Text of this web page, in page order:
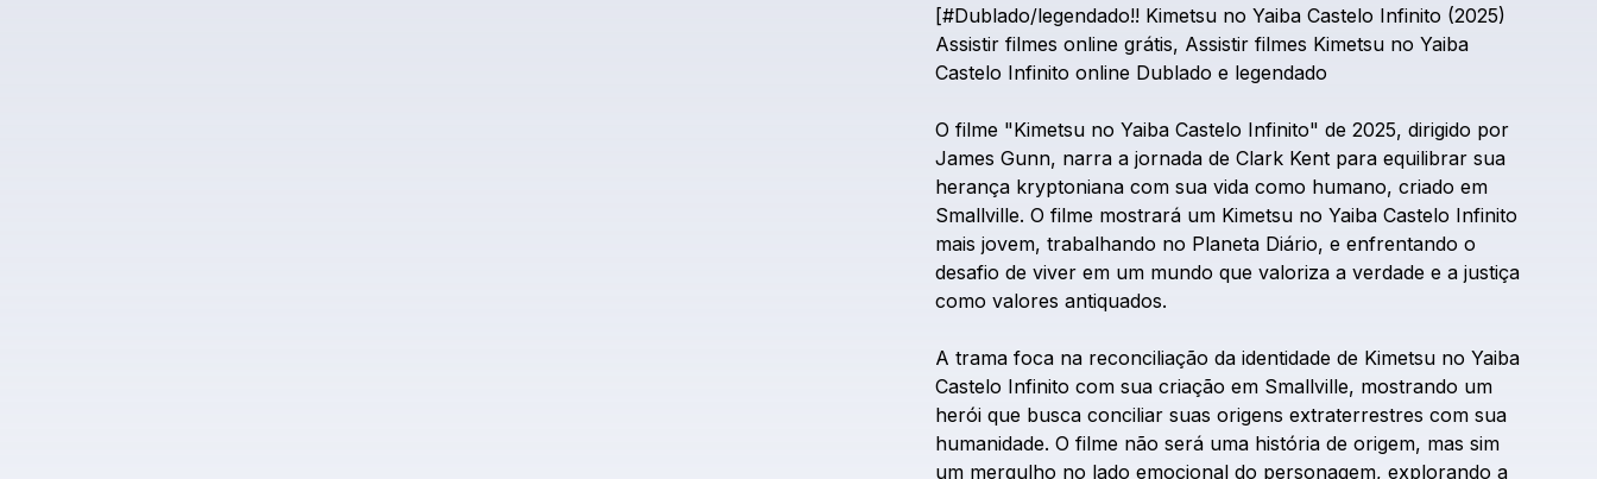
[#Dublado/legendado!! Kimetsu no Yaiba Castelo Infinito (2025)
Assistir filmes online grátis, Assistir filmes Kimetsu no Yaiba
Castelo Infinito online Dublado e legendado
O filme "Kimetsu no Yaiba Castelo Infinito" de 2025, dirigido por
James Gunn, narra a jornada de Clark Kent para equilibrar sua
herança kryptoniana com sua vida como humano, criado em
Smallville. O filme mostrará um Kimetsu no Yaiba Castelo Infinito
mais jovem, trabalhando no Planeta Diário, e enfrentando o
desafio de viver em um mundo que valoriza a verdade e a justiça
como valores antiquados.
A trama foca na reconciliação da identidade de Kimetsu no Yaiba
Castelo Infinito com sua criação em Smallville, mostrando um
herói que busca conciliar suas origens extraterrestres com sua
humanidade. O filme não será uma história de origem, mas sim
um mergulho no lado emocional do personagem, explorando a